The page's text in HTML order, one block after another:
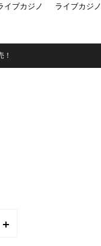
イブカジノ ライブカジノ
+